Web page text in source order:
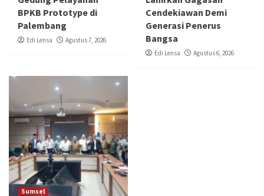
BPKB Prototype di
Palembang
Edi Lensa Agustus 7, 2026
Cendekiawan Demi
Generasi Penerus
Bangsa
Edi Lensa Agustus 6, 2026
Sumsel